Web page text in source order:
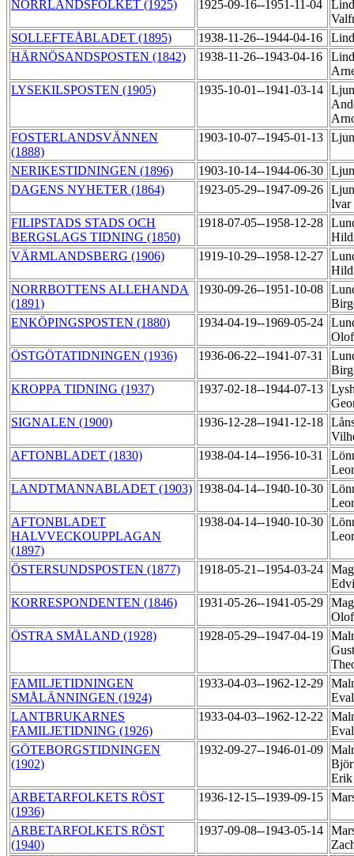
NORRLANDSFOLKET (1925) 1925-09-16--1951-11-04
SOLLEFTEÅBLADET (1895)
1938-11-26--1944-04-16
HÄRNÖSANDSPOSTEN (1842)
1938-11-26--1943-04-16
LYSEKILSPOSTEN (1905)
1935-10-01--1941-03-14
FOSTERLANDSVÄNNEN
(1888)
1903-10-07--1945-01-13
NERIKESTIDNINGEN (1896) 1903-10-14--1944-06-30
DAGENS NYHETER (1864)
1923-05-29--1947-09-26
Ivar
FILIPSTADS STADS OCH
BERGSLAGS TIDNING (1850)
1918-07-05--1958-12-28
VÄRMLANDSBERG (1906)
1919-10-29--1958-12-27
NORRBOTTENS ALLEHANDA
(1891)
1930-09-26--1951-10-08
ENKÖPINGSPOSTEN (1880)
1934-04-19--1969-05-24
ÖSTGÖTATIDNINGEN (1936)
1936-06-22--1941-07-31
KROPPA TIDNING (1937)
1937-02-18--1944-07-13
SIGNALEN (1900)
1936-12-28--1941-12-18
AFTONBLADET (1830)
1938-04-14--1956-10-31
LANDTMANNABLADET (1903) 1938-04-14--1940-10-30
AFTONBLADET
HALVVECKOUPPLAGAN
(1897)
1938-04-14--1940-10-30
ÖSTERSUNDSPOSTEN (1877) 1918-05-21--1954-03-24
KORRESPONDENTEN (1846)
1931-05-26--1941-05-29
ÖSTRA SMÅLAND (1928)
1928-05-29--1947-04-19
FAMILJETIDNINGEN
SMÅLÄNNINGEN (1924)
1933-04-03--1962-12-29
LANTBRUKARNES
FAMILJETIDNING (1926)
1933-04-03--1962-12-22
GÖTEBORGSTIDNINGEN
(1902)
1932-09-27--1946-01-09
ARBETARFOLKETS RÖST
(1936)
1936-12-15--1939-09-15
ARBETARFOLKETS RÖST
(1940)
1937-09-08--1943-05-14